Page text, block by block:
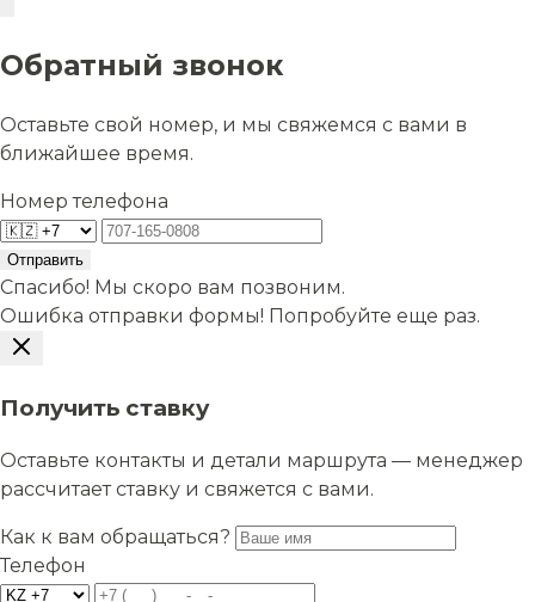
Обратный звонок
Оставьте свой номер, и мы свяжемся с вами в
ближайшее время.
Номер телефона
Отправить
Спасибо! Мы скоро вам позвоним.
Ошибка отправки формы! Попробуйте еще раз.
Получить ставку
Оставьте контакты и детали маршрута — менеджер
рассчитает ставку и свяжется с вами.
Как к вам обращаться?
Телефон